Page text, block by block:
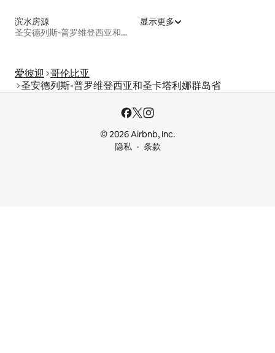
滨水房源
圣安德列斯-普罗维登西亚和圣卡塔利娜群岛省
显示更多
爱彼迎 哥伦比亚
圣安德列斯-普罗维登西亚和圣卡塔利娜群岛省
© 2026 Airbnb, Inc.
隐私
条款